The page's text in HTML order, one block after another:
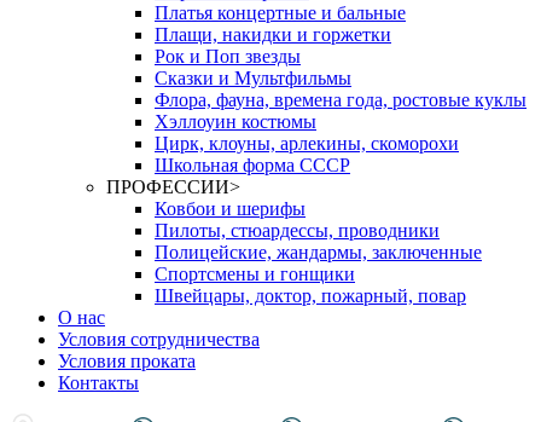
Платья концертные и бальные
Плащи, накидки и горжетки
Рок и Поп звезды
Сказки и Мультфильмы
Флора, фауна, времена года, ростовые куклы
Хэллоуин костюмы
Цирк, клоуны, арлекины, скоморохи
Школьная форма СССР
ПРОФЕССИИ>
Ковбои и шерифы
Пилоты, стюардессы, проводники
Полицейские, жандармы, заключенные
Спортсмены и гонщики
Швейцары, доктор, пожарный, повар
О нас
Условия сотрудничества
Условия проката
Контакты